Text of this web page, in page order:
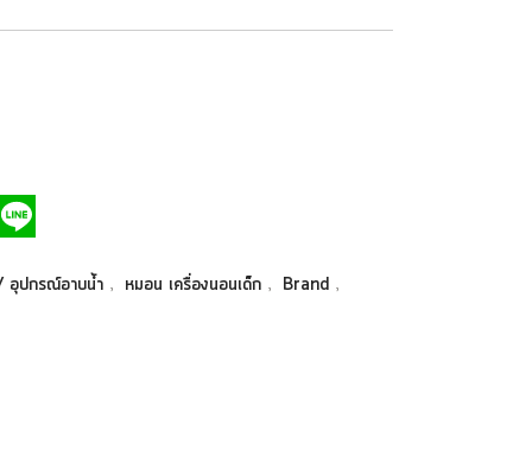
อุปกรณ์อาบน้ำ , หมอน เครื่องนอนเด็ก , Brand ,